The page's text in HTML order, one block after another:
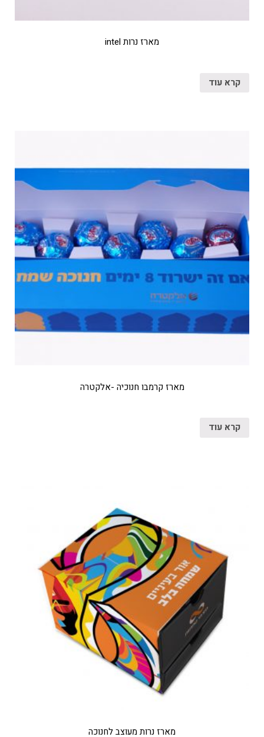
מארז נרות intel
קרא עוד
מארז קרמבו חנוכיה -אלקטרה
קרא עוד
מארז נרות מעוצב לחנוכה